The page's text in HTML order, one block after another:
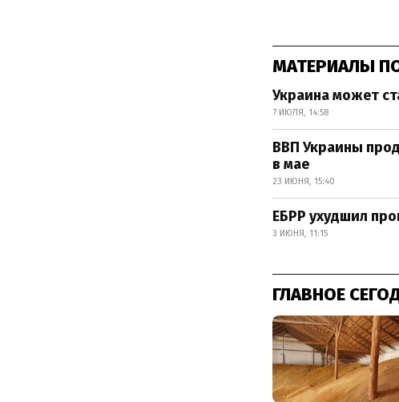
МАТЕРИАЛЫ
Украина может
7 ИЮЛЯ, 14:58
ВВП Украины
в мае
23 ИЮНЯ, 15:40
ЕБРР ухудшил
3 ИЮНЯ, 11:15
ГЛАВНОЕ